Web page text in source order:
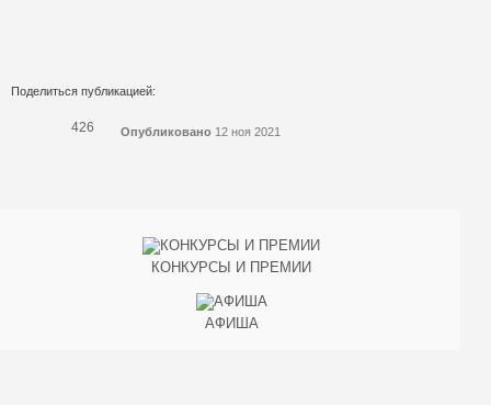
Поделиться публикацией:
426 Опубликовано 12 ноя 2021
КОНКУРСЫ И ПРЕМИИ
АФИША